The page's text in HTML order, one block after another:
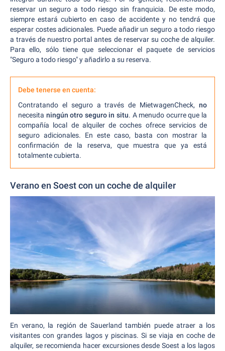
reservar un seguro a todo riesgo sin franquicia. De este modo,
siempre estará cubierto en caso de accidente y no tendrá que
esperar costes adicionales. Puede añadir un seguro a todo riesgo
a través de nuestro portal antes de reservar su coche de alquiler.
Para ello, sólo tiene que seleccionar el paquete de servicios
"Seguro a todo riesgo" y añadirlo a su reserva.
Debe tenerse en cuenta:
Contratando el seguro a través de MietwagenCheck, no
necesita ningún otro seguro in situ. A menudo ocurre que la
compañía local de alquiler de coches ofrece servicios de
seguro adicionales. En este caso, basta con mostrar la
confirmación de la reserva, que muestra que ya está
totalmente cubierta.
Verano en Soest con un coche de alquiler
En verano, la región de Sauerland también puede atraer a los
visitantes con grandes lagos y piscinas. Si se viaja en coche de
alquiler, se recomienda hacer excursiones desde Soest a los lagos